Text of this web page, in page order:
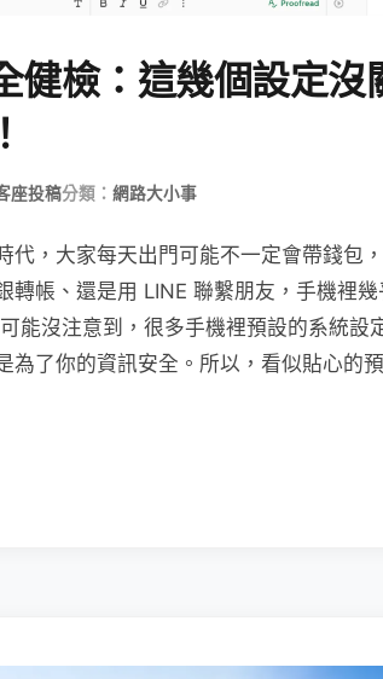
健檢：這幾個設定沒
座投稿分類： 網路大小事
代，大家每天出門可能不一定會帶錢包
轉帳、還是用 LINE 聯繫朋友，手機裡
能沒注意到，很多手機裡預設的系統設
為了你的資訊安全。所以，看似貼心的